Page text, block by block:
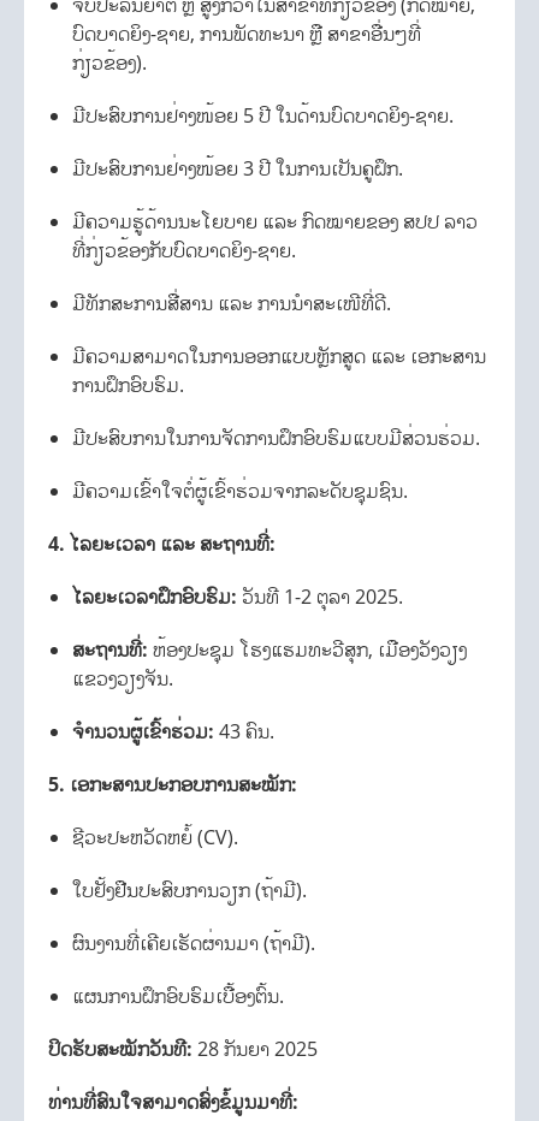
ບົດບາດຍິງ-ຊາຍ, ການພັດທະນາ ຫຼື ສາຂາອື່ນໆທີ່
ກ່ຽວຂ້ອງ).
ມີປະສົບການຢ່າງໜ້ອຍ 5 ປີ ໃນດ້ານບົດບາດຍິງ-ຊາຍ.
ມີປະສົບການຢ່າງໜ້ອຍ 3 ປີ ໃນການເປັນຄູຝຶກ.
ມີຄວາມຮູ້ດ້ານນະໂຍບາຍ ແລະ ກົດໝາຍຂອງ ສປປ ລາວ
ທີ່ກ່ຽວຂ້ອງກັບບົດບາດຍິງ-ຊາຍ.
ມີທັກສະການສື່ສານ ແລະ ການນຳສະເໜີທີ່ດີ.
ມີຄວາມສາມາດໃນການອອກແບບຫຼັກສູດ ແລະ ເອກະສານ
ການຝຶກອົບຮົມ.
ມີປະສົບການໃນການຈັດການຝຶກອົບຮົມແບບມີສ່ວນຮ່ວມ.
ມີຄວາມເຂົ້າໃຈຕໍ່ຜູ້ເຂົ້າຮ່ວມຈາກລະດັບຊຸມຊົນ.
4. ໄລຍະເວລາ ແລະ ສະຖານທີ່:
ໄລຍະເວລາຝຶກອົບຮົມ: ວັນທີ 1-2 ຕຸລາ 2025.
ສະຖານທີ່: ຫ້ອງປະຊຸມ ໂຮງແຮມທະວີສຸກ, ເມືອງວັງວຽງ
ແຂວງວຽງຈັນ.
ຈຳນວນຜູ້ເຂົ້າຮ່ວມ: 43 ຄົນ.
5. ເອກະສານປະກອບການສະໝັກ:
ຊີວະປະຫວັດຫຍໍ້ (CV).
ໃບຢັ້ງຢືນປະສົບການວຽກ (ຖ້າມີ).
ຜົນງານທີ່ເຄີຍເຮັດຜ່ານມາ (ຖ້າມີ).
ແຜນການຝຶກອົບຮົມເບື້ອງຕົ້ນ.
ປິດຮັບສະໝັກວັນທີ: 28 ກັນຍາ 2025
ທ່ານທີ່ສົນໃຈສາມາດສົ່ງຂໍ້ມູນມາທີ່: